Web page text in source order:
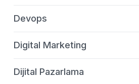
Devops
Digital Marketing
Dijital Pazarlama